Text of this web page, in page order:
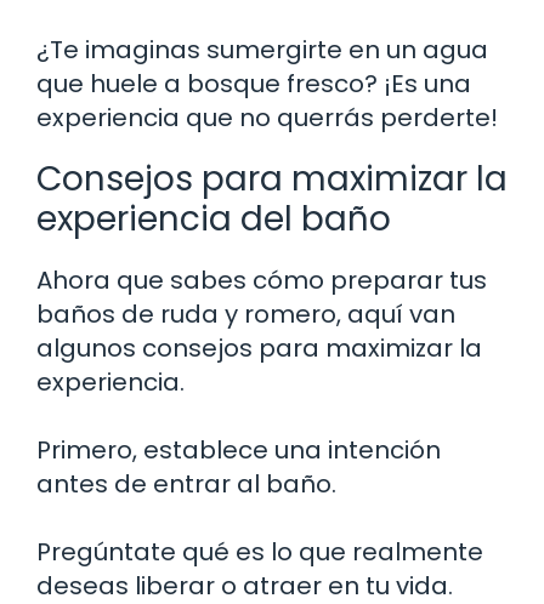
¿Te imaginas sumergirte en un agua
que huele a bosque fresco? ¡Es una
experiencia que no querrás perderte!
Consejos para maximizar la
experiencia del baño
Ahora que sabes cómo preparar tus
baños de ruda y romero, aquí van
algunos consejos para maximizar la
experiencia.
Primero, establece una intención
antes de entrar al baño.
Pregúntate qué es lo que realmente
deseas liberar o atraer en tu vida.